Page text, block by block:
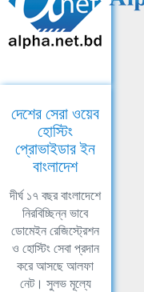
দেশের সেরা ওয়েব
হোস্টিং
প্রোভাইডার ইন
বাংলাদেশ
দীর্ঘ ১৭ বছর বাংলাদেশে
নিরবিচ্ছিন্ন ভাবে
ডোমেইন রেজিস্ট্রেশন
ও হোস্টিং সেবা প্রদান
করে আসছে আলফা
নেট। সুলভ মূল্যে